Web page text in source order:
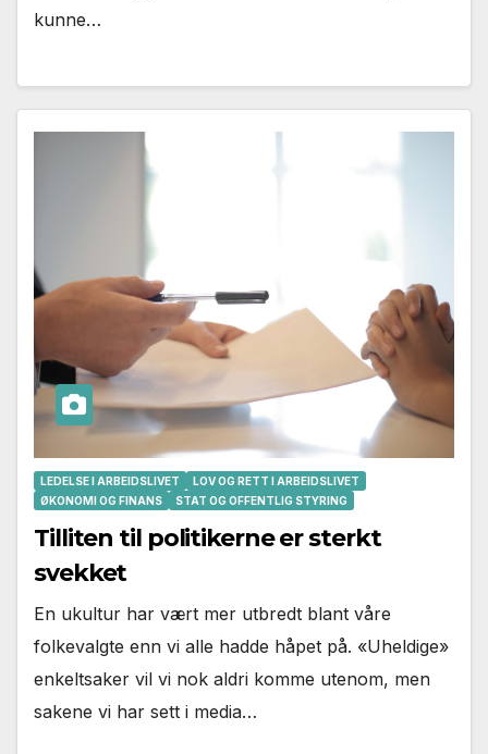
kunne…
LEDELSE I ARBEIDSLIVET
LOV OG RETT I ARBEIDSLIVET
ØKONOMI OG FINANS
STAT OG OFFENTLIG STYRING
Tilliten til politikerne er sterkt
svekket
En ukultur har vært mer utbredt blant våre
folkevalgte enn vi alle hadde håpet på. «Uheldige»
enkeltsaker vil vi nok aldri komme utenom, men
sakene vi har sett i media…